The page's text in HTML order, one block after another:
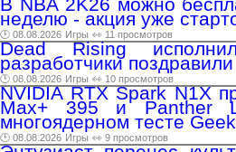
В NBA 2K26 можно
неделю - акция уже
🕑 08.08.2026 Игры 👀 11 просмотров
Dead Rising
разработчики
🕑 08.08.2026 Игры 👀 10 просмотров
NVIDIA RTX Spark N1X
Max+ 395 и Panther
многоядерном тесте
🕑 08.08.2026 Игры 👀 9 просмотров